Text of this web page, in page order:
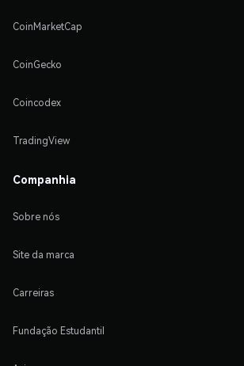
CoinMarketCap
CoinGecko
Coincodex
TradingView
Companhia
Sobre nós
Site da marca
Carreiras
Fundação Estudantil